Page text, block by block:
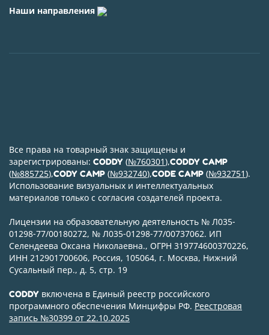
Наши направления
Все права на товарный знак защищены и
зарегистрированы: CODDY (№760301),CODDY CAMP
(№885725),CODY CAMP (№932740),CODE CAMP (№932751).
Использование визуальных и интеллектуальных
материалов только с согласия создателей проекта.
Лицензии на образовательную деятельность № Л035-
01298-77/00180272, № Л035-01298-77/00737062. ИП
Селендеева Оксана Николаевна., ОГРН 319774600370226,
ИНН 212901700606, Россия, 105064, г. Москва, Нижний
Сусальный пер., д. 5, стр. 19
CODDY включена в Единый реестр российского
программного обеспечения Минцифры РФ. Реестровая
запись №30399 от 22.10.2025